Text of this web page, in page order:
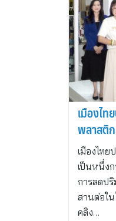
เมืองไท
พลาสติ
เมืองไท
เป็นหนึ่ง
การลดป
สานต่อใ
คลิง…